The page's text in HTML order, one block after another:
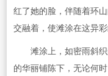
红了她的脸，伴随着环
交融着，使滩涂在这异
滩涂上，如密雨斜织
的华丽铺陈下，无论何